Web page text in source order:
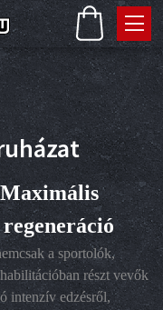
a sportolók,
részt vevők
intenzív edzésről,